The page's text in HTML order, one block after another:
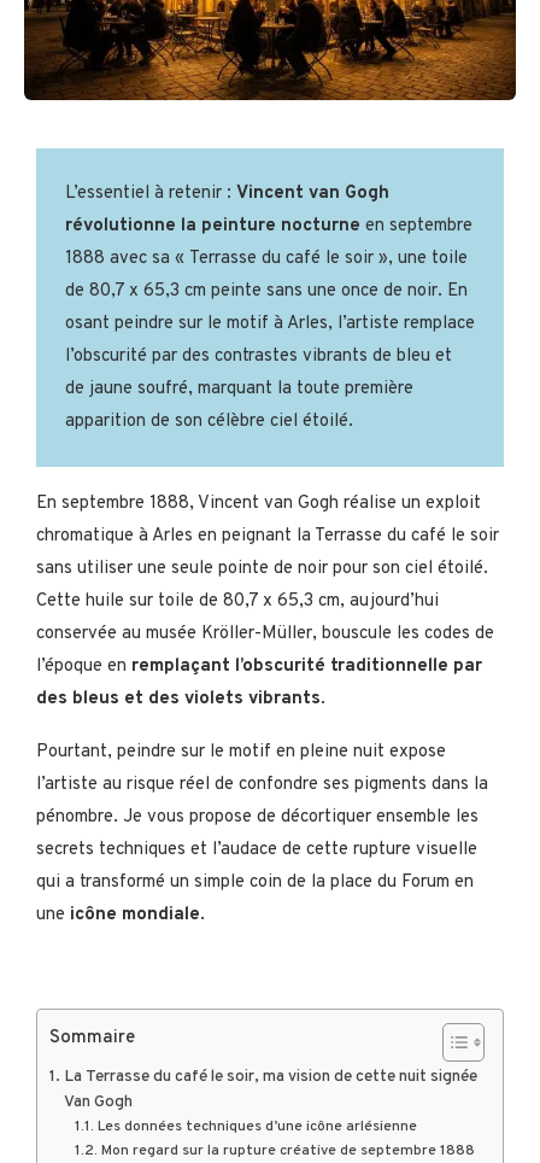
L’essentiel à retenir : Vincent van Gogh
révolutionne la peinture nocturne en septembre
1888 avec sa « Terrasse du café le soir », une toile
de 80,7 x 65,3 cm peinte sans une once de noir. En
osant peindre sur le motif à Arles, l’artiste remplace
l’obscurité par des contrastes vibrants de bleu et
de jaune soufré, marquant la toute première
apparition de son célèbre ciel étoilé.
En septembre 1888, Vincent van Gogh réalise un exploit
chromatique à Arles en peignant la Terrasse du café le soir
sans utiliser une seule pointe de noir pour son ciel étoilé.
Cette huile sur toile de 80,7 x 65,3 cm, aujourd’hui
conservée au musée Kröller-Müller, bouscule les codes de
l’époque en remplaçant l’obscurité traditionnelle par
des bleus et des violets vibrants.
Pourtant, peindre sur le motif en pleine nuit expose
l’artiste au risque réel de confondre ses pigments dans la
pénombre. Je vous propose de décortiquer ensemble les
secrets techniques et l’audace de cette rupture visuelle
qui a transformé un simple coin de la place du Forum en
une icône mondiale.
Sommaire
La Terrasse du café le soir, ma vision de cette nuit signée
Van Gogh
Les données techniques d’une icône arlésienne
Mon regard sur la rupture créative de septembre 1888